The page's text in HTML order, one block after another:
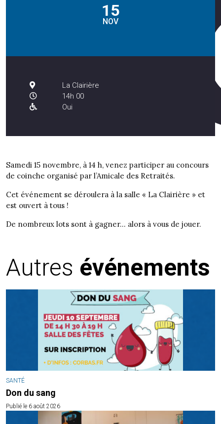
15
NOV
La Clairière
14h 00
Oui
Samedi 15 novembre, à 14 h, venez participer au concours
de coinche organisé par l’Amicale des Retraités.
Cet événement se déroulera à la salle « La Clairière » et
est ouvert à tous !
De nombreux lots sont à gagner… alors à vous de jouer.
Autres événements
SANTÉ
Don du sang
Publié le 6 août 2026